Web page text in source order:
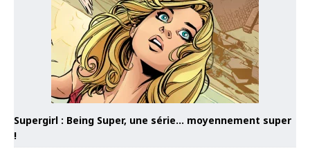
Supergirl : Being Super, une série… moyennement super
!